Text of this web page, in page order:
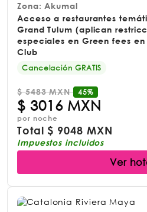
Zona: Akumal
Acceso a restaurantes
Grand Tulum (aplican
especiales en Green fees
Club
Cancelación GRATIS
$5483 MXN 45%
$ 3016 MXN
por noche
Total$ 9048 MXN
Impuestos incluidos
Ver